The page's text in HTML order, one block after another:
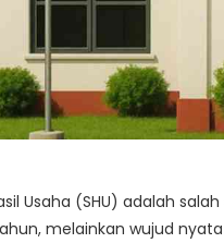
Usaha (SHU) adalah
melainkan wujud